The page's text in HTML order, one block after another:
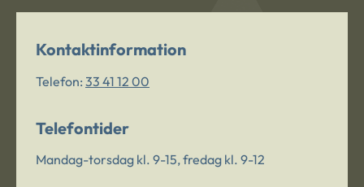
Kontaktinformation
Telefon: 33 41 12 00
Telefontider
Mandag-torsdag kl. 9-15, fredag kl. 9-12